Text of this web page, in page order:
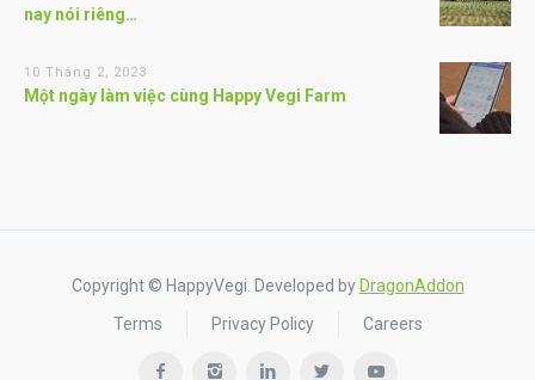
nay nói riêng…
10 Tháng 2, 2023
Một ngày làm việc cùng Happy Vegi Farm
Copyright © HappyVegi. Developed by DragonAddon
Terms
Privacy Policy Careers